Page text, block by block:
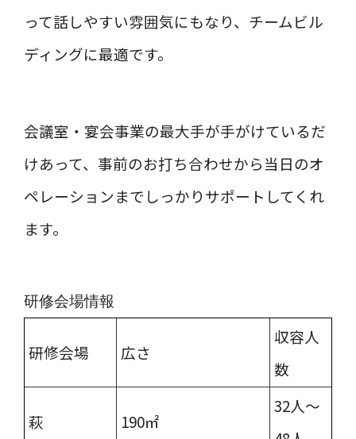
って話しやすい雰囲気にもなり、チームビル
ディングに最適です。
会議室・宴会事業の最大手が手がけているだ
けあって、事前のお打ち合わせから当日のオ
ペレーションまでしっかりサポートしてくれ
ます。
研修会場情報
研修会場 広さ
収容人
数
萩 190㎡
32人〜